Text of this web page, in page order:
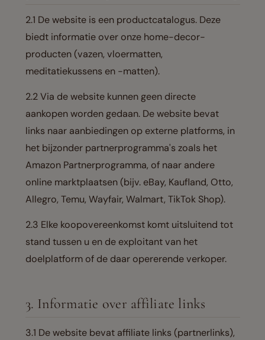
2.1 De website is een productcatalogus. Deze
biedt informatie over onze home-decor-
producten (vazen, vloermatten,
meditatiekussens en -matten).
2.2 Via de website kunnen geen directe
aankopen worden gedaan. De website bevat
links naar aanbiedingen op externe platforms, in
het bijzonder partnerprogramma's zoals het
Amazon Partnerprogramma, of naar andere
online marktplaatsen (bijv. eBay, Kaufland, Otto,
Allegro, Temu, Wayfair, Walmart, TikTok Shop).
2.3 Elke koopovereenkomst komt uitsluitend tot
stand tussen u en de exploitant van het
doelplatform of de daar opererende verkoper.
3. Informatie over affiliate links
3.1 De website bevat affiliate links (partnerlinks),